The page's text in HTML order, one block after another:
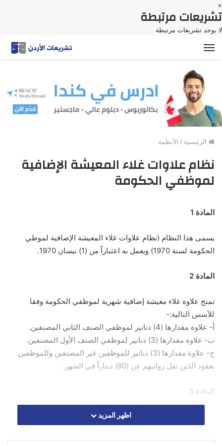
×
تشريعات مرتبطة
لا يوجد تشريعات مرتبطة
القائمة
الرئيسية / الأنظمة
نظام علاوات غلاء المعيشة الإضافية
لموظفي الحكومة
المادة 1
يسمى هذا النظام (نظام علاوات غلاء المعيشة الإضافية لموظي
الحكومة لسنة 1970) ويعمل به اعتباراً من (1) نيسان 1970.
المادة 2
تمنح علاوة غلاء معيشة إضافية شهرية لموظفي الحكومة وفقا
للأسس التالية:-
أ- علاوة مقدارها (4) دنانير لموظفي الصنف الثاني المصنفين.
ب- علاوة مقدارها (3) دنانير لموظفي الصنف الأول المصنفين.
ج- علاوة مقدارها (3) دنانير للموظفين غير المصنفين وللموظفين
بعقود الذين تقل رواتبهم عن (80) ديناراً في الشهر.
المادة 3
اظهر المزيد